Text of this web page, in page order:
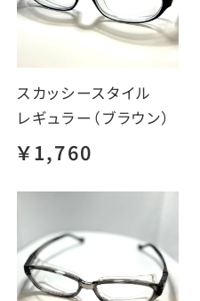
スカッシースタイル
レギュラー（ブラウン）
￥1,760